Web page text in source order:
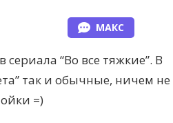
МАКС
“Во все тяжкие”. В
так и обычные, ничем не
=)